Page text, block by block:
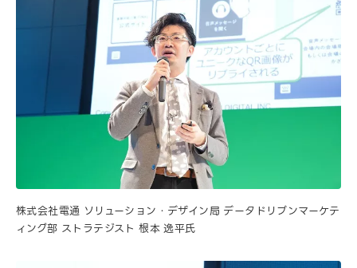
株式会社電通 ソリューション・デザイン局 データドリブンマーケテ
ィング部 ストラテジスト 根本 逸平氏